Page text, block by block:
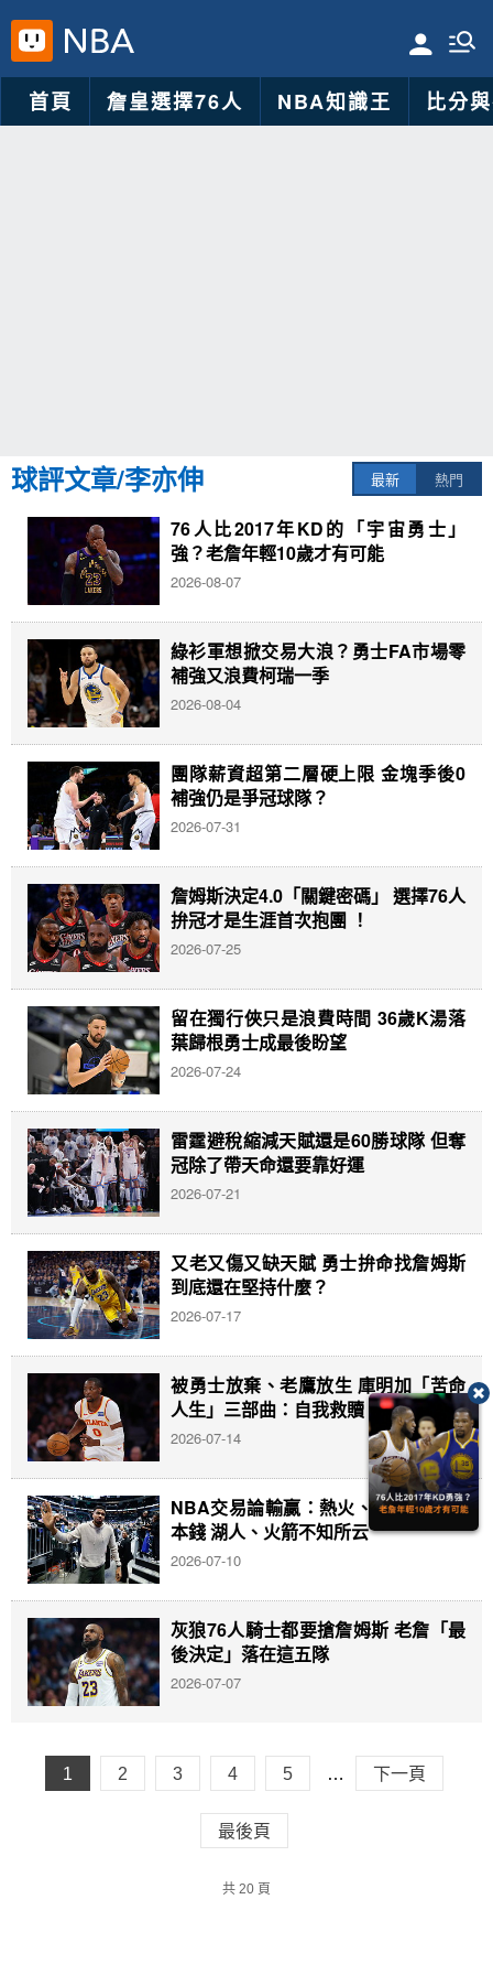
首頁 詹皇選擇76人 NBA知識王 比分
球評文章/李亦伸 最新 熱門
76人比2017年KD的「宇宙勇士」
強？老詹年輕10歲才有可能
2026-08-07
綠衫軍想掀交易大浪？勇士FA市場零
補強又浪費柯瑞一季
2026-08-04
團隊薪資超第二層硬上限 金塊季後0
補強仍是爭冠球隊？
2026-07-31
詹姆斯決定4.0「關鍵密碼」 選擇76人
拚冠才是生涯首次抱團 ！
2026-07-25
留在獨行俠只是浪費時間 36歲K湯落
葉歸根勇士成最後盼望
2026-07-24
雷霆避稅縮減天賦還是60勝球隊 但奪
冠除了帶天命還要靠好運
2026-07-21
又老又傷又缺天賦 勇士拚命找詹姆斯
到底還在堅持什麼？
2026-07-17
被勇士放棄、老鷹放生 庫明加「苦命
人生」三部曲：自我救贖
2026-07-14
NBA交易論輸贏：熱火、76人有爭冠
本錢 湖人、火箭不知所云
2026-07-10
灰狼76人騎士都要搶詹姆斯 老詹「最
後決定」落在這五隊
2026-07-07
1 2 3 4 5 … 下一頁
最後頁
共 20 頁